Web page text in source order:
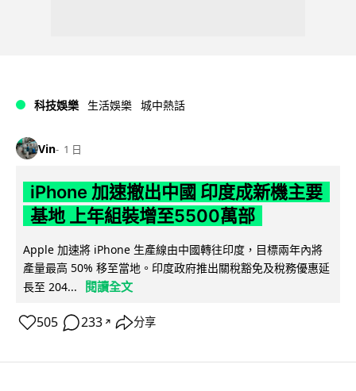
科技娛樂 生活娛樂 城中熱話
Vin 1 日
iPhone 加速撤出中國 印度成新機主要
基地 上年組裝增至5500萬部
Apple 加速將 iPhone 生產線由中國轉往印度，目標兩年內將
產量最高 50% 移至當地。印度政府推出關稅豁免及稅務優惠延
長至 204...
閱讀全文
505 233 ↗ 分享